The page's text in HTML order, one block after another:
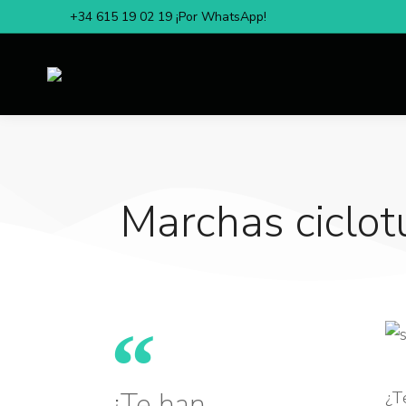
+34 615 19 02 19 ¡Por WhatsApp!
Marchas